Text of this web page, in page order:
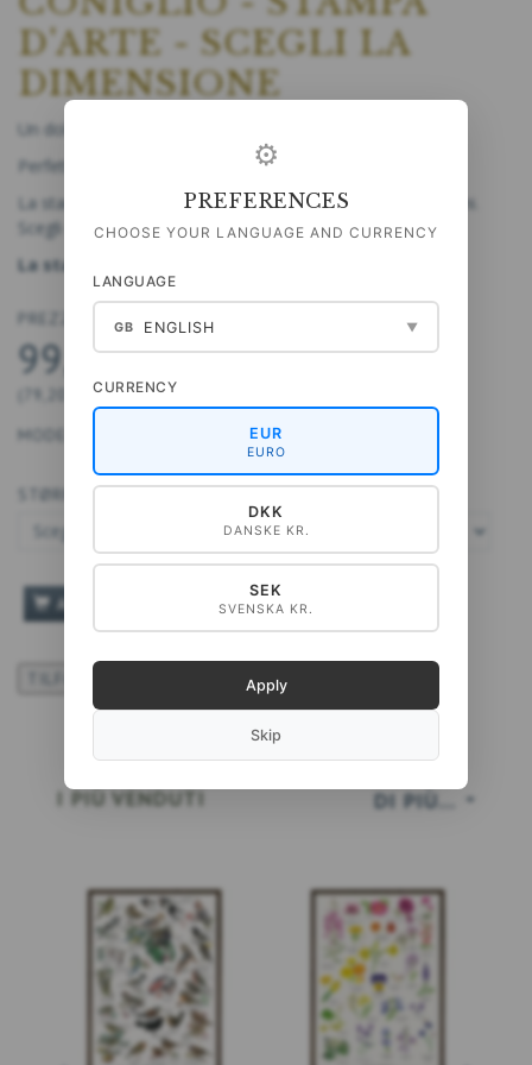
D'ARTE - SCEGLI LA
DIMENSIONE
Un dolce disegno ad acquerello stampato su carta opaca.
Perfetto da appendere nella cameretta.
La stampa d'arte è disponibile in quattro diverse dimensioni.
Scegli dal menu qui sotto.
La stampa viene venduta senza cornice.
PREZZO DA
99,00 DKK
79,20 DKKESCL. IVA
MODELLO:
STØRRELSE:
AGGIUNGI AL CARRELLO
DI PIÙ...
I PIÙ VENDUTI
⚙
PREFERENCES
CHOOSE YOUR LANGUAGE AND CURRENCY
LANGUAGE
GB ENGLISH ▼
CURRENCY
EUR
EURO
DKK
DANSKE KR.
SEK
SVENSKA KR.
Apply
Skip